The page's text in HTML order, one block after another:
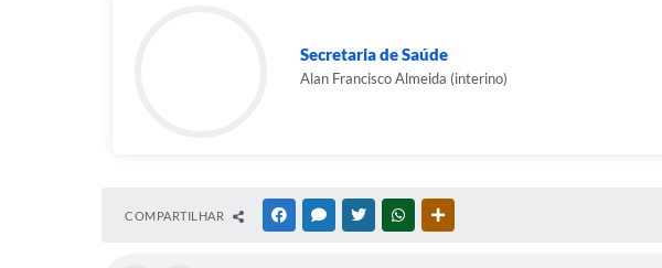
Secretaria de Saúde
Alan Francisco Almeida (interino)
COMPARTILHAR FACEBOOKMESSENGER
TWITTERWHATSAPP